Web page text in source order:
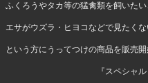
ふくろうやタカ等の猛禽類を飼いた
エサがウズラ・ヒヨコなどで見たく
という方にうってつけの商品を販売開
『スペシャルミー